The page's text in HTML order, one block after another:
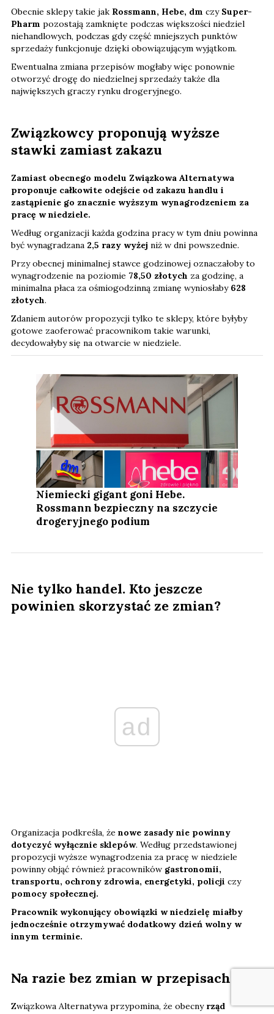
Obecnie sklepy takie jak Rossmann, Hebe, dm czy Super-
Pharm pozostają zamknięte podczas większości niedziel
niehandlowych, podczas gdy część mniejszych punktów
sprzedaży funkcjonuje dzięki obowiązującym wyjątkom.
Ewentualna zmiana przepisów mogłaby więc ponownie
otworzyć drogę do niedzielnej sprzedaży także dla
największych graczy rynku drogeryjnego.
Związkowcy proponują wyższe
stawki zamiast zakazu
Zamiast obecnego modelu Związkowa Alternatywa
proponuje całkowite odejście od zakazu handlu i
zastąpienie go znacznie wyższym wynagrodzeniem za
pracę w niedziele.
Według organizacji każda godzina pracy w tym dniu powinna
być wynagradzana 2,5 razy wyżej niż w dni powszednie.
Przy obecnej minimalnej stawce godzinowej oznaczałoby to
wynagrodzenie na poziomie 78,50 złotych za godzinę, a
minimalna płaca za ośmiogodzinną zmianę wyniosłaby 628
złotych.
Zdaniem autorów propozycji tylko te sklepy, które byłyby
gotowe zaoferować pracownikom takie warunki,
decydowałyby się na otwarcie w niedziele.
Niemiecki gigant goni Hebe.
Rossmann bezpieczny na szczycie
drogeryjnego podium
Nie tylko handel. Kto jeszcze
powinien skorzystać ze zmian?
ad
Organizacja podkreśla, że nowe zasady nie powinny
dotyczyć wyłącznie sklepów. Według przedstawionej
propozycji wyższe wynagrodzenia za pracę w niedziele
powinny objąć również pracowników gastronomii,
transportu, ochrony zdrowia, energetyki, policji czy
pomocy społecznej.
Pracownik wykonujący obowiązki w niedzielę miałby
jednocześnie otrzymywać dodatkowy dzień wolny w
innym terminie.
Na razie bez zmian w przepisach
Związkowa Alternatywa przypomina, że obecny rząd